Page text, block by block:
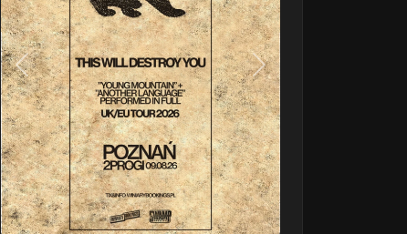
Poprzedni Następny
This Will Destroy You
09.08 - Poznań, Klub 2progi